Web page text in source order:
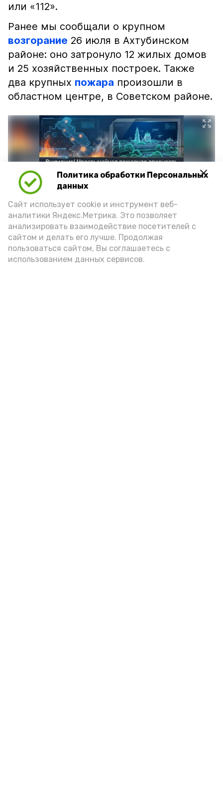
Политика обработки Персональных
данных
Сайт использует cookie и инструмент веб-
аналитики Яндекс.Метрика. Это позволяет
анализировать взаимодействие посетителей с
сайтом и делать его лучше. Продолжая
пользоваться сайтом, Вы соглашаетесь с
использованием данных сервисов.
или «112».
Ранее мы сообщали о крупном
возгорание 26 июля в Ахтубинском
районе: оно затронуло 12 жилых домов
и 25 хозяйственных построек. Также
два крупных пожара произошли в
областном центре, в Советском районе.
Фото: max.ru/mchs_astrakhan